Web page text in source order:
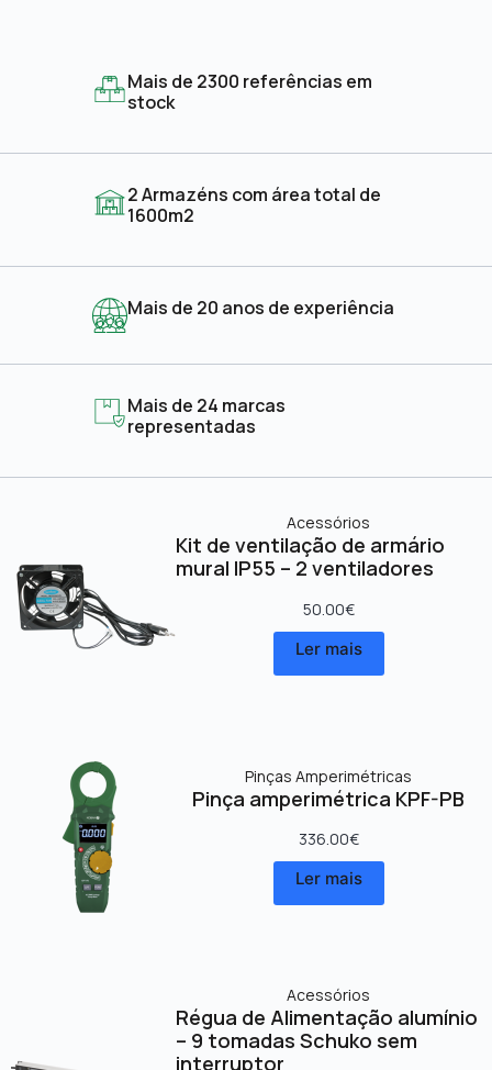
Mais de 2300 referências em
stock
2 Armazéns com área total de
1600m2
Mais de 20 anos de experiência
Mais de 24 marcas
representadas
Acessórios
Kit de ventilação de armário
mural IP55 – 2 ventiladores
50.00€
Ler mais
Pinças Amperimétricas
Pinça amperimétrica KPF-PB
336.00€
Ler mais
Acessórios
Régua de Alimentação alumínio
– 9 tomadas Schuko sem
interruptor